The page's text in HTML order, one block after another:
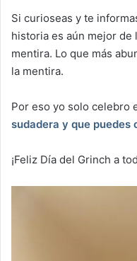
Si curioseas y te
historia es aún mejor de
mentira. Lo que más
la mentira.
Por eso yo solo celebro
sudadera y que puedes
¡Feliz Día del Grinch a